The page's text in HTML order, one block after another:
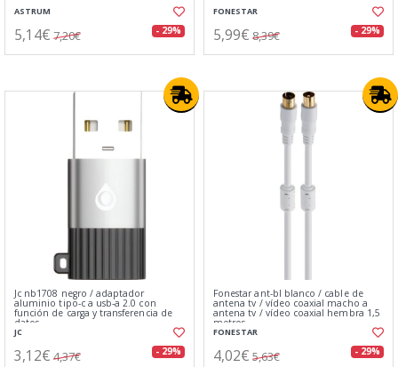
ASTRUM
5,14€ 7,20€ - 29%
FONESTAR
5,99€ 8,39€ - 29%
Jc nb1708 negro / adaptador
aluminio tipo-c a usb-a 2.0 con
función de carga y transferencia de
datos
JC
3,12€ 4,37€ - 29%
Fonestar ant-bl blanco / cable de
antena tv / vídeo coaxial macho a
antena tv / vídeo coaxial hembra 1,5
metros
FONESTAR
4,02€ 5,63€ - 29%